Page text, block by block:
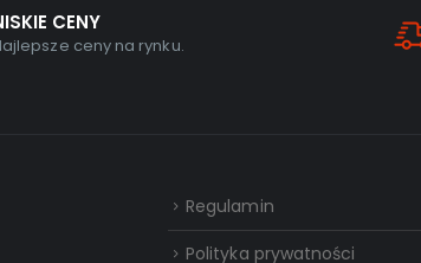
CENY
ceny na rynku.
Regulamin
Polityka prywatności